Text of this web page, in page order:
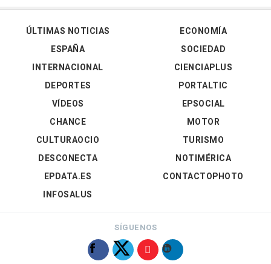
ÚLTIMAS NOTICIAS
ESPAÑA
INTERNACIONAL
DEPORTES
VÍDEOS
ECONOMÍA
SOCIEDAD
CIENCIAPLUS
PORTALTIC
EPSOCIAL
CHANCE
CULTURAOCIO
DESCONECTA
EPDATA.ES
INFOSALUS
MOTOR
TURISMO
NOTIMÉRICA
CONTACTOPHOTO
SÍGUENOS